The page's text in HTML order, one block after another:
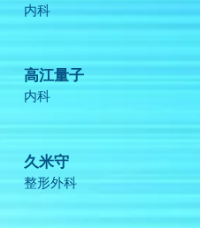
内科
高江量子
内科
久米守
整形外科